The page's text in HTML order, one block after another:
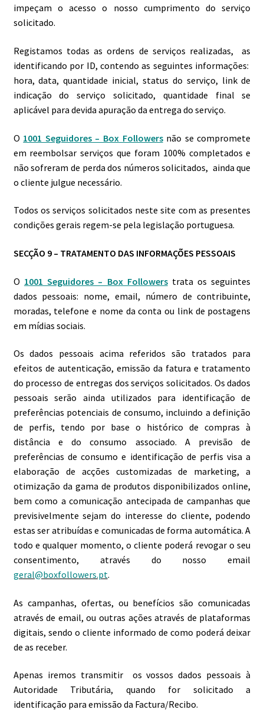
impeçam o acesso o nosso cumprimento do serviço
solicitado.
Registamos todas as ordens de serviços realizadas, as
identificando por ID, contendo as seguintes informações:
hora, data, quantidade inicial, status do serviço, link de
indicação do serviço solicitado, quantidade final se
aplicável para devida apuração da entrega do serviço.
O 1001 Seguidores – Box Followersnão se compromete
em reembolsar serviços que foram 100% completados e
não sofreram de perda dos números solicitados, ainda que
o cliente julgue necessário.
Todos os serviços solicitados neste site com as presentes
condições gerais regem-se pela legislação portuguesa.
SECÇÃO 9 – TRATAMENTO DAS INFORMAÇÕES PESSOAIS
O 1001 Seguidores – Box Followerstrata os seguintes
dados pessoais: nome, email, número de contribuinte,
moradas, telefone e nome da conta ou link de postagens
em mídias sociais.
Os dados pessoais acima referidos são tratados para
efeitos de autenticação, emissão da fatura e tratamento
do processo de entregas dos serviços solicitados. Os dados
pessoais serão ainda utilizados para identificação de
preferências potenciais de consumo, incluindo a definição
de perfis, tendo por base o histórico de compras à
distância e do consumo associado. A previsão de
preferências de consumo e identificação de perfis visa a
elaboração de acções customizadas de marketing, a
otimização da gama de produtos disponibilizados online,
bem como a comunicação antecipada de campanhas que
previsivelmente sejam do interesse do cliente, podendo
estas ser atribuídas e comunicadas de forma automática. A
todo e qualquer momento, o cliente poderá revogar o seu
consentimento, através do nosso email
geral@boxfollowers.pt.
As campanhas, ofertas, ou benefícios são comunicadas
através de email, ou outras ações através de plataformas
digitais, sendo o cliente informado de como poderá deixar
de as receber.
Apenas iremos transmitir os vossos dados pessoais à
Autoridade Tributária, quando for solicitado a
identificação para emissão da Factura/Recibo.